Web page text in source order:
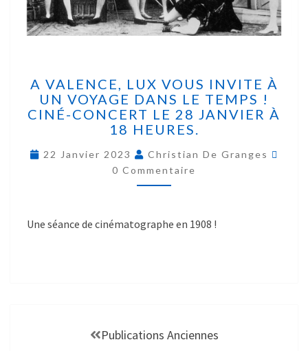
A VALENCE, LUX VOUS INVITE À
UN VOYAGE DANS LE TEMPS !
CINÉ-CONCERT LE 28 JANVIER À
18 HEURES.
22 Janvier 2023
Christian De Granges
0 Commentaire
Une séance de cinématographe en 1908 !
Publications Anciennes